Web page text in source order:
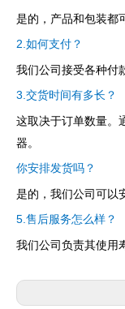
是的，产品和包装都
2.如何支付？
我们公司接受各种付
3.交货时间有多长？
这取决于订单数量。
器。
你安排发货吗？
是的，我们公司可以
5.售后服务怎么样？
我们公司负责其使用